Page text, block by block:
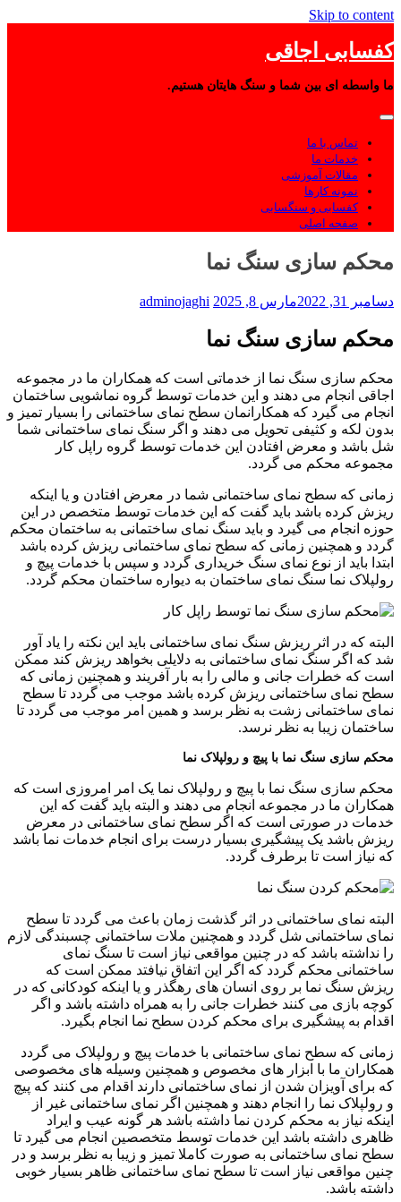
Skip to content
کفسابی اجاقی
ما واسطه ای بین شما و سنگ هایتان هستیم.
تماس با ما
خدمات ما
مقالات آموزشی
نمونه کارها
کفسابی و سنگسابی
صفحه اصلی
محکم سازی سنگ نما
دسامبر 31, 2022 مارس 8, 2025 adminojaghi
محکم سازی سنگ نما
محکم سازی سنگ نما از خدماتی است که همکاران ما در مجموعه
اجاقی انجام می دهند و این خدمات توسط گروه نماشویی ساختمان
انجام می گیرد که همکارانمان سطح نمای ساختمانی را بسیار تمیز و
بدون لکه و کثیفی تحویل می دهند و اگر سنگ نمای ساختمانی شما
شل باشد و معرض افتادن این خدمات توسط گروه راپل کار
مجموعه محکم می گردد.
زمانی که سطح نمای ساختمانی شما در معرض افتادن و یا اینکه
ریزش کرده باشد باید گفت که این خدمات توسط متخصص در این
حوزه انجام می گیرد و باید سنگ نمای ساختمانی به ساختمان محکم
گردد و همچنین زمانی که سطح نمای ساختمانی ریزش کرده باشد
ابتدا باید از نوع نمای سنگ خریداری گردد و سپس با خدمات پیچ و
رولپلاک نما سنگ نمای ساختمان به دیواره ساختمان محکم گردد.
البته که در اثر ریزش سنگ نمای ساختمانی باید این نکته را یاد آور
شد که اگر سنگ نمای ساختمانی به دلایلی بخواهد ریزش کند ممکن
است که خطرات جانی و مالی را به بار آفریند و همچنین زمانی که
سطح نمای ساختمانی ریزش کرده باشد موجب می گردد تا سطح
نمای ساختمانی زشت به نظر برسد و همین امر موجب می گردد تا
ساختمان زیبا به نظر نرسد.
محکم سازی سنگ نما با پیچ و رولپلاک نما
محکم سازی سنگ نما با پیچ و رولپلاک نما یک امر امروزی است که
همکاران ما در مجموعه انجام می دهند و البته باید گفت که این
خدمات در صورتی است که اگر سطح نمای ساختمانی در معرض
ریزش باشد یک پیشگیری بسیار درست برای انجام خدمات نما باشد
که نیاز است تا برطرف گردد.
البته نمای ساختمانی در اثر گذشت زمان باعث می گردد تا سطح
نمای ساختمانی شل گردد و همچنین ملات ساختمانی چسبندگی لازم
را نداشته باشد که در چنین مواقعی نیاز است تا سنگ نمای
ساختمانی محکم گردد که اگر این اتفاق نیافتد ممکن است که
ریزش سنگ نما بر روی انسان های رهگذر و یا اینکه کودکانی که در
کوچه بازی می کنند خطرات جانی را به همراه داشته باشد و اگر
اقدام به پیشگیری برای محکم کردن سطح نما انجام بگیرد.
زمانی که سطح نمای ساختمانی با خدمات پیچ و رولپلاک می گردد
همکاران ما با ابزار های مخصوص و همچنین وسیله های مخصوصی
که برای آویزان شدن از نمای ساختمانی دارند اقدام می کنند که پیچ
و رولپلاک نما را انجام دهند و همچنین اگر نمای ساختمانی غیر از
اینکه نیاز به محکم کردن نما داشته باشد هر گونه عیب و ایراد
ظاهری داشته باشد این خدمات توسط متخصصین انجام می گیرد تا
سطح نمای ساختمانی به صورت کاملا تمیز و زیبا به نظر برسد و در
چنین مواقعی نیاز است تا سطح نمای ساختمانی ظاهر بسیار خوبی
داشته باشد.